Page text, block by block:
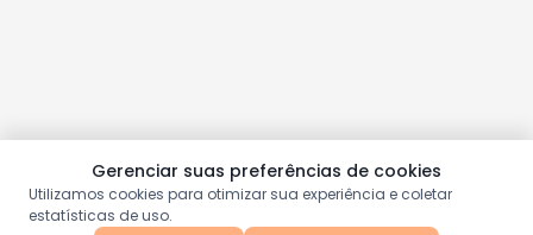
Gerenciar suas preferências de cookies
Utilizamos cookies para otimizar sua experiência e coletar
estatísticas de uso.